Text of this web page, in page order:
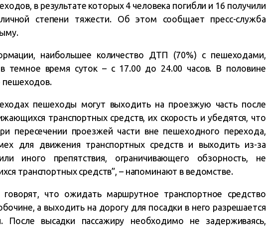
в результате которых 4 человека погибли и 16 получили
степени тяжести. Об этом сообщает пресс-служба
наибольшее количество ДТП (70%) с пешеходами,
темное время суток – с 17.00 до 24.00 часов. В половине
пешеходов.
пешеходы могут выходить на проезжую часть после
транспортных средств, их скорость и убедятся, что
пересечении проезжей части вне пешеходного перехода,
для движения транспортных средств и выходить из-за
иного препятствия, ограничивающего обзорность, не
транспортных средств”, – напоминают в ведомстве.
что ожидать маршрутное транспортное средство
а выходить на дорогу для посадки в него разрешается
После высадки пассажиру необходимо не задерживаясь,